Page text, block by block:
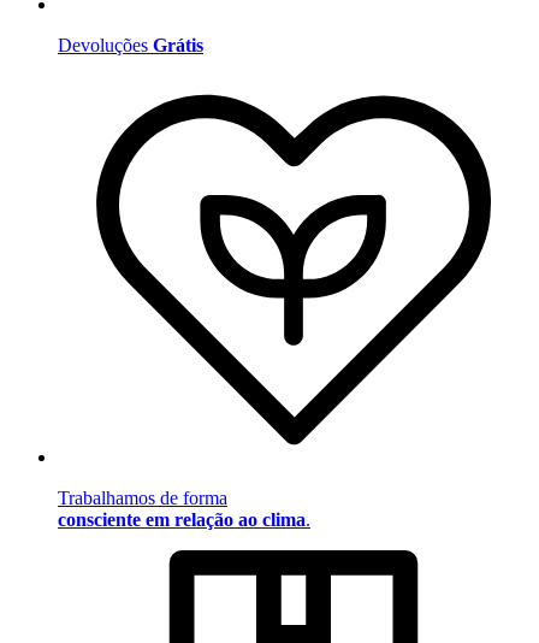
Devoluções Grátis
Trabalhamos de forma
consciente em relação ao clima.